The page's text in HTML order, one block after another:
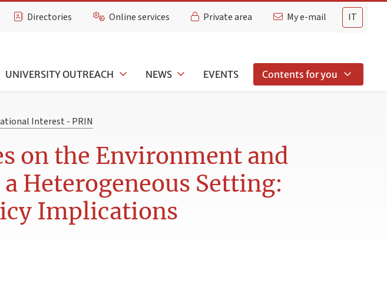
IT
Directories Online services Private area My e-mail
UNIVERSITY OUTREACH NEWS EVENTS Contents for you
Interest - PRIN
on the Environment and
Heterogeneous Setting:
Implications